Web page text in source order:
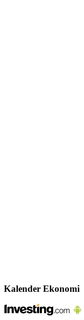
Kalender Ekonomi